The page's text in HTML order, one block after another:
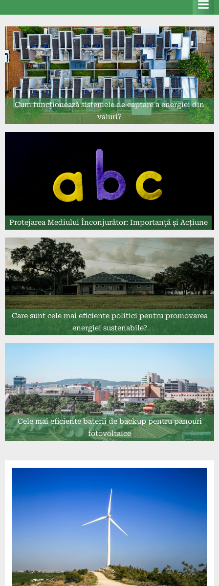
Cum funcționează sistemele de captare a energiei din
valuri?
Protejarea Mediului Înconjurător: Importanță și Acțiune
Care sunt cele mai eficiente politici pentru promovarea
energiei sustenabile?
Cele mai eficiente baterii de backup pentru panouri
fotovoltaice